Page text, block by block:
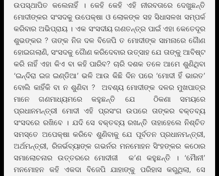
ଉପସ୍ଥାପିତ କଲେନାହିଁ । କେହି କେହି ଏହି ନୀରବତାରେ ଦେଖୁଛନ୍ତି
ମୋଦୀଙ୍କର ସଂସଦକୁ ଉପେକ୍ଷା ଓ ଲୋକଙ୍କ ସହ ସିଧାସଳଖ ସମ୍ପର୍କ
କରିବାର ଅଭିପ୍ରାୟ । ଏକ ସଂସଦୀୟ ଗଣତନ୍ତ୍ର ପାଇଁ ଏହା କେତେଦୂର
ଶୁଭଙ୍କର ? ତାଙ୍କ ନିଜ ଦଳ ବିଜେପି ତ ମୋଦୀଙ୍କ ସାମନାରେ ଗୈାଣ
ହୋଇଗଲାଣି, ସଂସଦକୁ ଗୈାଣ କରିଦେବାର ଉତ୍ସାହ ଯେ ତାଙ୍କୁ ଆବିଷ୍ଟ
କରି ନାହିଁ ଏହା କିଏ ବା କହି ପାରିବ? ଚାରି ଦଶକ ତଳେ ଆମେ ଶୁଣିଥିବା
‘ଇନ୍ଦିରା ଇଜ ଇଣ୍ଡିଆ’ ଭଳି ଆଉ କିଛି ଦିନ ପରେ ‘ମୋଦୀ ହିଁ ଭାରତ’
ବୋଲି କାହିଁକି ବା ନ ଶୁଣିବା ? ଅବଶ୍ୟ ମୋଦୀଙ୍କ ଦଳର ମୁଖପାତ୍ର
ମାନେ ଗଣମାଧ୍ୟମରେ କହୁଛନ୍ତି ଯେ ଠିକଣା ସମୟରେ
ପ୍ରଧାନମନ୍ତ୍ରୀ ମୋଦୀ ଏହି ପ୍ରସଂଗ ଉପରେ ତାଙ୍କର ବକ୍ତବ୍ୟ
ସଂସଦରେ ରଖିବେ । ଯଦି ସେ ବକ୍ତବ୍ୟ ରଖନ୍ତି ତାହାହେଲେ ନିଶ୍ଚିତ
ସମସ୍ତେ ଅପେକ୍ଷା କରିବେ ଶୁଣିବାକୁ ଯେ ପୂର୍ବତନ ପ୍ରଧାନମନ୍ତ୍ରୀ,
ଅର୍ଥମନ୍ତ୍ରୀ, ରିଜର୍ଭବ୍ୟାଙ୍କ ଗଭର୍ନର ମନମୋହନ ସିଂହଙ୍କର କଠୋର
ସମାଲୋଚନାର ଉତ୍ତରରେ ମୋଦୀଜୀ କ’ଣ କହୁଛନ୍ତି । ‘ମୈାନୀ’
ମନମୋହନ କହି ଏକଦା ବିଜେପି ଯାହାଙ୍କୁ ପରିହାସ କରୁଥିଲା, ସେ